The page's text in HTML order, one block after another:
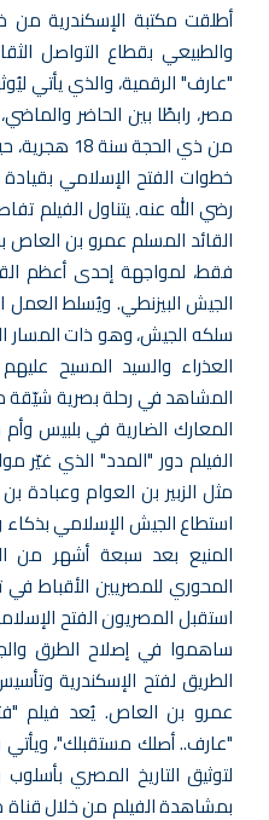
أطلقت مكتبة الإسكندرية من
والطبيعي بقطاع التواصل
"عارف" الرقمية، والذي يأتي
مصر، رابطًا بين الحاضر
من ذي الحجة
خطوات الفتح الإسلامي
رضي الله عنه. يتناول الفيلم
فقط، لمواجهة إحدى أعظم
الجيش البيزنطي. ويُسلط العمل
سلكه الجيش، وهو ذات المسار
العذراء والسيد المسيح
المشاهد في رحلة بصرية شيّقة
المعارك الضارية في بلبيس وأم
الفيلم دور "المدد" الذي غيّر
مثل الزبير بن العوام وعبادة
استطاع الجيش الإسلامي
المنيع بعد سبعة أشهر من
المحوري للمصريين الأقباط
استقبل المصريون الفتح
ساهموا في إصلاح الطرق
الطريق لفتح الإسكندرية
عمرو بن العاص. يُعد فيلم
"عارف.. أصلك مستقبلك"،
لتوثيق التاريخ المصري
بمشاهدة الفيلم من خلال قناة